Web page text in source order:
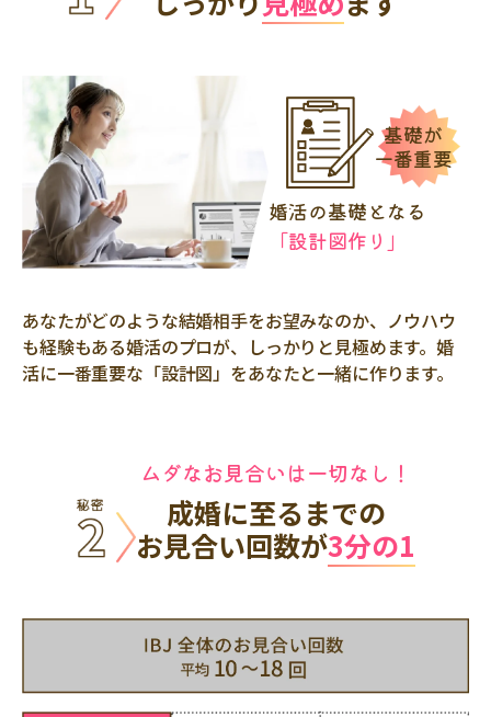
基礎が
一番重要
婚活の基礎となる
「設計図作り」
あなたがどのような結婚相手をお望みなのか、ノウハウ
も経験もある婚活のプロが、しっかりと見極めます。婚
活に一番重要な「設計図」をあなたと一緒に作ります。
ムダなお見合いは一切なし！
成婚に至るまでの
お見合い回数が3分の1